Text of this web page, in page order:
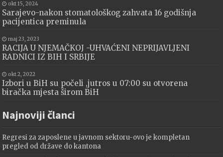
okt 15, 2024
Sarajevo-nakon stomatološkog zahvata 16 godišnja
pacijentica preminula
maj 23, 2023
RACIJA U NJEMAČKOJ -UHVAĆENI NEPRIJAVLJENI
RADNICI IZ BIH I SRBIJE
okt 2, 2022
Izbori u BiH su počeli ,jutros u 07:00 su otvorena
biračka mjesta širom BiH
Najnoviji članci
Regresi za zaposlene u javnom sektoru-ovo je kompletan
pregled od države do kantona